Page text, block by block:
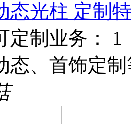
态光柱 定制
定制业务： 1
态、首饰定